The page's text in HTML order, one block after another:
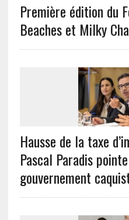
Première édition du
Beaches et Milky
Hausse de la taxe
Pascal Paradis
gouvernement